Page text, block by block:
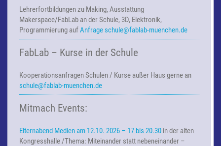
Lehrerfortbildungen zu Making,Ausstattung
Makerspace/FabLab an der Schule, 3D, Elektronik,
Programmierung aufAnfrage schule@fablab-muenchen.de
FabLab – Kurse in der Schule
KooperationsanfragenSchulen / Kurse außer Haus gerne an
schule@fablab-muenchen.de
Mitmach Events:
Elternabend Medien am 12.10. 2026 – 17 bis 20.30 in der alten
Kongresshalle /Thema: Miteinander statt nebeneinander –